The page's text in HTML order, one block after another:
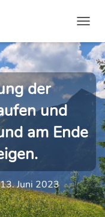
der
und
am Ende
13. Juni 2023